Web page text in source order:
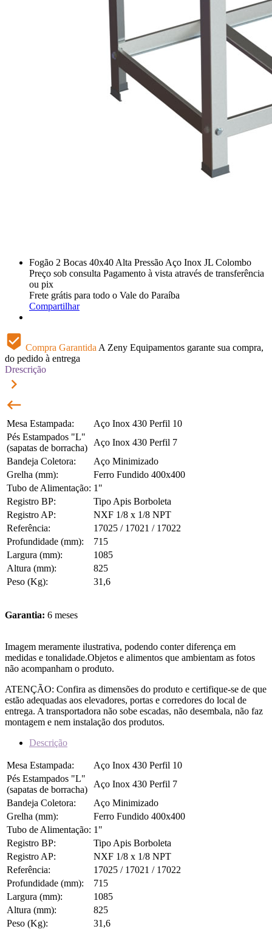
Fogão 2 Bocas 40x40 Alta Pressão Aço Inox JL Colombo
Preço sob consulta Pagamento à vista através de transferência
ou pix
Frete grátis para todo o Vale do Paraíba
Compartilhar
beenhere Compra Garantida A Zeny Equipamentos garante sua compra,
do pedido à entrega
Drescrição
keyboard_arrow_right
keyboard_backspace
Mesa Estampada:
Aço Inox 430 Perfil 10
Pés Estampados "L"
(sapatas de borracha)
Aço Inox 430 Perfil 7
Bandeja Coletora:
Aço Minimizado
Grelha (mm):
Ferro Fundido 400x400
Tubo de Alimentação: 1"
Registro BP:
Tipo Apis Borboleta
Registro AP:
NXF 1/8 x 1/8 NPT
Referência:
17025 / 17021 / 17022
Profundidade (mm):
715
Largura (mm):
1085
Altura (mm):
825
Peso (Kg):
31,6
Garantia: 6 meses
Imagem meramente ilustrativa, podendo conter diferença em
medidas e tonalidade.Objetos e alimentos que ambientam as fotos
não acompanham o produto.
ATENÇÃO: Confira as dimensões do produto e certifique-se de que
estão adequadas aos elevadores, portas e corredores do local de
entrega. A transportadora não sobe escadas, não desembala, não faz
montagem e nem instalação dos produtos.
Descrição
Mesa Estampada:
Aço Inox 430 Perfil 10
Pés Estampados "L"
(sapatas de borracha)
Aço Inox 430 Perfil 7
Bandeja Coletora:
Aço Minimizado
Grelha (mm):
Ferro Fundido 400x400
Tubo de Alimentação: 1"
Registro BP:
Tipo Apis Borboleta
Registro AP:
NXF 1/8 x 1/8 NPT
Referência:
17025 / 17021 / 17022
Profundidade (mm):
715
Largura (mm):
1085
Altura (mm):
825
Peso (Kg):
31,6